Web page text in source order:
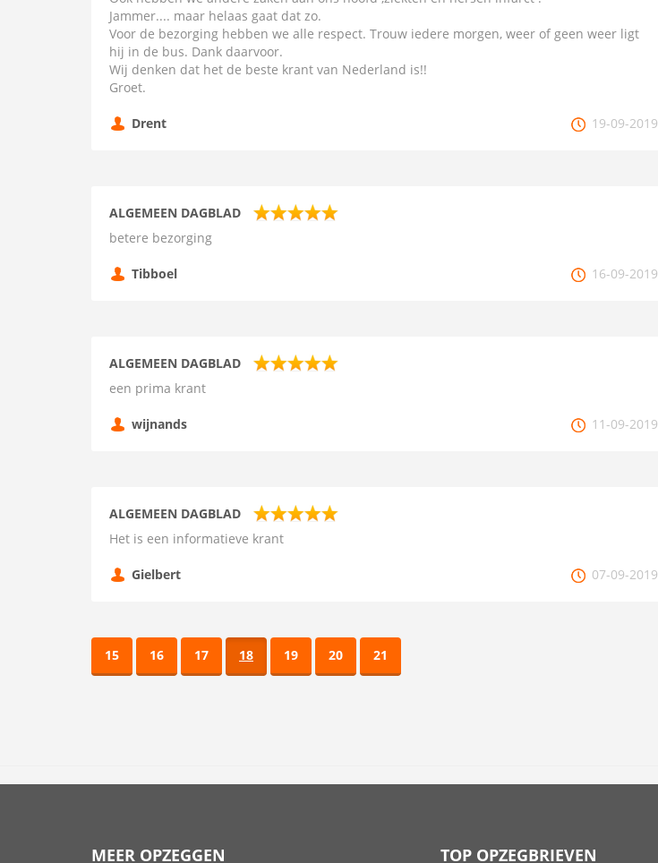
Jammer.... maar helaas gaat dat zo.
Voor de bezorging hebben we alle respect. Trouw iedere morgen, weer of geen weer ligt
hij in de bus. Dank daarvoor.
Wij denken dat het de beste krant van Nederland is!!
Groet.
Drent 19-09-2019
ALGEMEEN DAGBLAD
betere bezorging
Tibboel 16-09-2019
ALGEMEEN DAGBLAD
een prima krant
wijnands 11-09-2019
ALGEMEEN DAGBLAD
Het is een informatieve krant
Gielbert 07-09-2019
15 16 17 18 19 20 21
MEER OPZEGGEN TOP OPZEGBRIEVEN